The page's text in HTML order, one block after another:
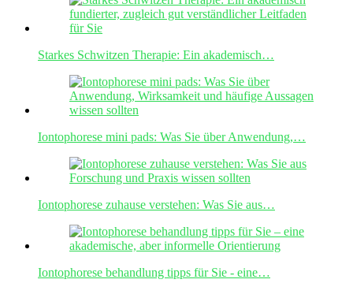
Starkes Schwitzen Therapie: Ein akademisch…
Iontophorese mini pads: Was Sie über Anwendung,…
Iontophorese zuhause verstehen: Was Sie aus…
Iontophorese behandlung tipps für Sie - eine…